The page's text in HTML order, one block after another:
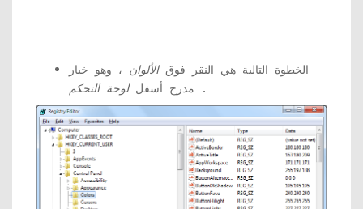
الخطوة التالية هي النقر فوقالألوان ، وهو خيار
مدرج أسفللوحة التحكم .